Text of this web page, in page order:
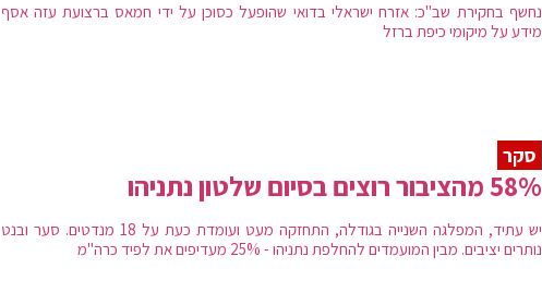
נחשף בחקירת שב"כ: אזרח ישראלי בדואי שהופעל כסוכן על ידי חמאס ברצועת עזה אסף
מידע על מיקומי כיפת ברזל
סקר
58% מהציבור רוצים בסיום שלטון נתניהו
יש עתיד, המפלגה השנייה בגודלה, התחזקה מעט ועומדת כעת על 18 מנדטים. סער ובנט
נותרים יציבים. מבין המועמדים להחלפת נתניהו - 25% מעדיפים את לפיד כרה"מ